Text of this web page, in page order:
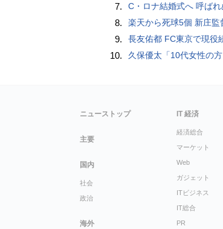
7. C・ロナ結婚式へ 呼ばれ
8. 楽天から死球5個 新庄監
9. 長友佑都 FC東京で現役
10. 久保優太「10代女性の方
ニューストップ
主要
国内
社会
政治
海外
IT 経済
経済総合
マーケット
Web
ガジェット
ITビジネス
IT総合
PR